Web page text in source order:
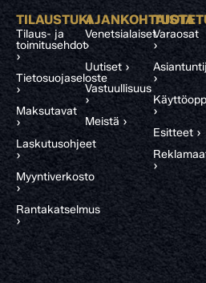
TILAUSTUKI
Tilaus- ja
toimitusehdot
›
Tietosuojaseloste
›
Maksutavat
›
Laskutusohjeet
›
Myyntiverkosto
›
Rantakatselmus
›
AJANKOHTAISTA
Venetsialaiset
›
Uutiset ›
Vastuullisuus
›
Meistä ›
Varaosat
›
›
›
Esitteet ›
›